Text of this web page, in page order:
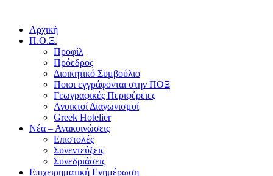
Αρχική
Π.Ο.Ξ.
Προφίλ
Πρόεδρος
Διοικητικό Συμβούλιο
Ποιοι εγγράφονται στην ΠΟΞ
Γεωγραφικές Περιφέρειες
Ανοικτοί Διαγωνισμoί
Greek Hotelier
Νέα – Ανακοινώσεις
Επιστολές
Συνεντεύξεις
Συνεδριάσεις
Επιχειρηματική Ενημέρωση